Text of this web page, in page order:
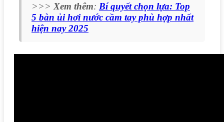
>>> Xem thêm: Bí quyết chọn lựa: Top
5 bàn ủi hơi nước cầm tay phù hợp nhất
hiện nay 2025